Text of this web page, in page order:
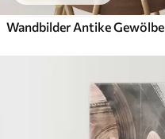
Wandbilder Antike Gewölbe